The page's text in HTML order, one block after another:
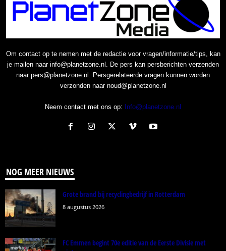
Om contact op te nemen met de redactie voor vragen/informatie/tips, kan
je mailen naar info@planetzone.nl. De pers kan persberichten verzenden
naar pers@planetzone.nl. Persgerelateerde vragen kunnen worden
verzonden naar noud@planetzone.nl
Neem contact met ons op: Info@planetzone.nl
NOG MEER NIEUWS
Grote brand bij recyclingbedrijf in Rotterdam
8 augustus 2026
FC Emmen begint 70e editie van de Eerste Divisie met